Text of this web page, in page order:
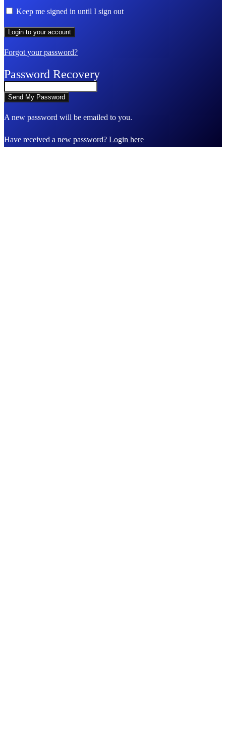
Keep me signed in until I sign out
Forgot your password?
Password Recovery
A new password will be emailed to you.
Have received a new password? Login here